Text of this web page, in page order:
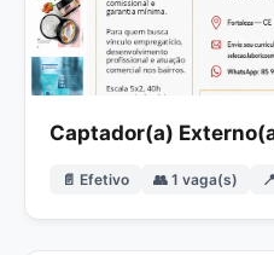
Captador(a)
📄 Efetivo 👥 1 vaga(s)